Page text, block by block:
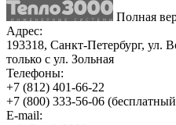
Полная
Адрес:
193318, Санкт-Петербург, ул.
только с ул. Зольная
Телефоны:
+7 (812) 401-66-22
+7 (800) 333-56-06
E-mail: